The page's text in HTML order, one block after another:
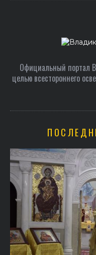
Официальный портал
целью всестороннего